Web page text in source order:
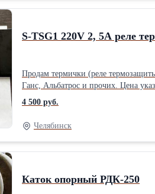
S-TSG1 220V 2, 5A реле
Продам термички (реле
Ганс, Альбатрос и прочих. Цена
4 500 руб.
Челябинск
Каток опорный РДК-250